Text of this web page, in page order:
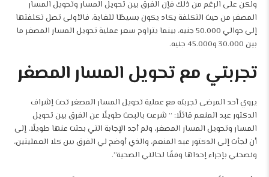
ولكن على الرغم من ذلك فإن الفرق بين تحويل المسار وتحويل المسار
المصغر من حيث التكلفة يكاد يكون بسيطًا للغاية، فالأولى تصل تكلفتها
إلى حوالي 50.000 جنيه، بينما يتراوح سعر عملية تحويل المسار المصغر ما
بين 30.000 و45.000 جنيه.
تجربتي مع تحويل المسار المصغر
يروي أحد المرضى تجربته مع عملية تحويل المسار المصغر تحت إشراف
الدكتور عبد المنعم قائلًا: ” شرعت بالبحث طويلًا عن الفرق بين تحويل
المسار وتحويل المسار المصغر، ولم أجد الإجابة التي بحثت عنها طويلًا، إلى
أن لجأت إلى الدكتور عبد المنعم، والذي أوضح لي الفرق بين كلا العمليتين،
ونصحني بإجراء إحداها وفقًا لحالتي الصحية”.